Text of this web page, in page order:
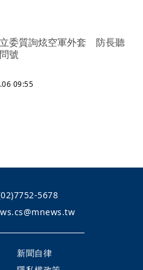
委質詢炫空軍外套 防長聽
號
09:55
5678
新聞自律